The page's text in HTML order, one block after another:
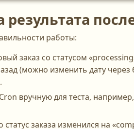
результата
работы:
заказ со статусом
(можно изменить дату через
вручную для теста,
статус заказа изменился на